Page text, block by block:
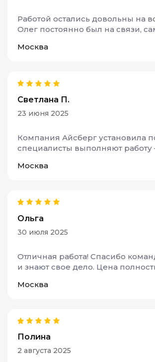
Работой остались довольны на
Олег постоянно был на связи,
Москва
Светлана П.
23 июня 2025
Компания Айсберг установила
специалисты выполняют работу
Москва
Ольга
30 июля 2025
Отличная работа! Спасибо
и знают свое дело. Цена
Москва
Полина
2 августа 2025